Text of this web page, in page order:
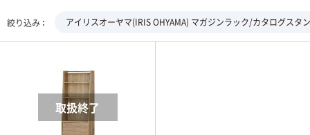
絞り込み アイリスオーヤマ(IRIS OHYAMA) マガジンラック/カタログスタ